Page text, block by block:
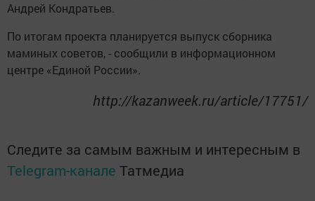
Андрей Кондратьев.
По итогам проекта планируется выпуск сборника
маминых советов, - сообщили в информационном
центре «Единой России».
http://kazanweek.ru/article/17751/
Следите за самым важным и интересным в
Telegram-канале Татмедиа